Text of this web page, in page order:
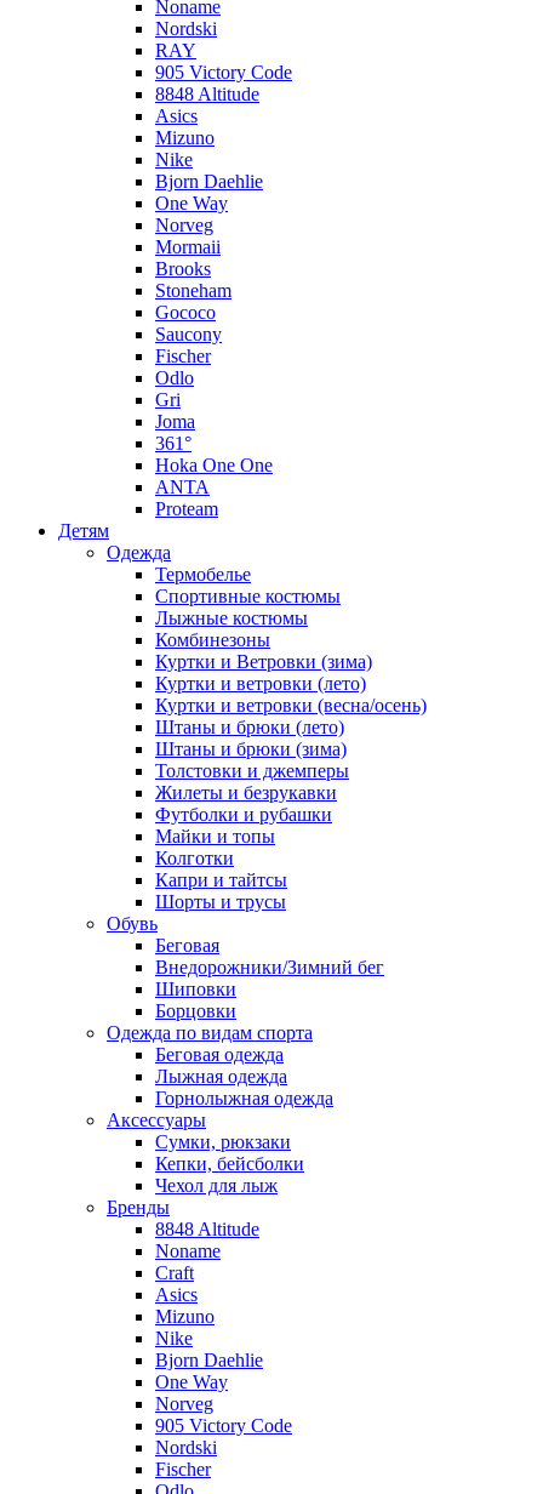
Noname
Nordski
RAY
905 Victory Code
8848 Altitude
Asics
Mizuno
Nike
Bjorn Daehlie
One Way
Norveg
Mormaii
Brooks
Stoneham
Gococo
Saucony
Fischer
Odlo
Gri
Joma
361°
Hoka One One
ANTA
Proteam
Детям
Одежда
Термобелье
Спортивные костюмы
Лыжные костюмы
Комбинезоны
Куртки и Ветровки (зима)
Куртки и ветровки (лето)
Куртки и ветровки (весна/осень)
Штаны и брюки (лето)
Штаны и брюки (зима)
Толстовки и джемперы
Жилеты и безрукавки
Футболки и рубашки
Майки и топы
Колготки
Капри и тайтсы
Шорты и трусы
Обувь
Беговая
Внедорожники/Зимний бег
Шиповки
Борцовки
Одежда по видам спорта
Беговая одежда
Лыжная одежда
Горнолыжная одежда
Аксессуары
Сумки, рюкзаки
Кепки, бейсболки
Чехол для лыж
Бренды
8848 Altitude
Noname
Craft
Asics
Mizuno
Nike
Bjorn Daehlie
One Way
Norveg
905 Victory Code
Nordski
Fischer